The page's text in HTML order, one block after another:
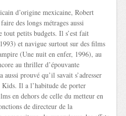
d’origine mexicaine, Robert
des longs métrages aussi
tout petits budgets. Il s’est fait
et navigue surtout sur des films
(Une nuit en enfer, 1996), au
au thriller d’épouvante
prouvé qu’il savait s’adresser
Kids. Il a l’habitude de porter
en dehors de celle du metteur en
de directeur de la